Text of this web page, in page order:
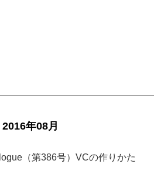
2016年08月
（第386号）VCの作りかた